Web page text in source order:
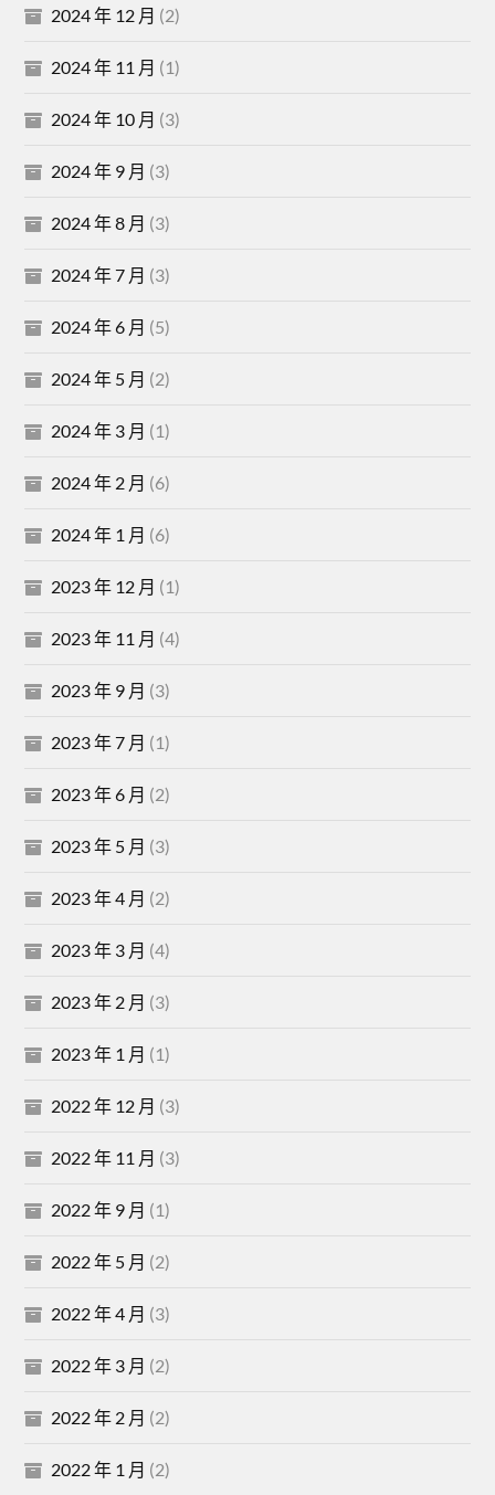
2024 年 12 月 (2)
2024 年 11 月 (1)
2024 年 10 月 (3)
2024 年 9 月 (3)
2024 年 8 月 (3)
2024 年 7 月 (3)
2024 年 6 月 (5)
2024 年 5 月 (2)
2024 年 3 月 (1)
2024 年 2 月 (6)
2024 年 1 月 (6)
2023 年 12 月 (1)
2023 年 11 月 (4)
2023 年 9 月 (3)
2023 年 7 月 (1)
2023 年 6 月 (2)
2023 年 5 月 (3)
2023 年 4 月 (2)
2023 年 3 月 (4)
2023 年 2 月 (3)
2023 年 1 月 (1)
2022 年 12 月 (3)
2022 年 11 月 (3)
2022 年 9 月 (1)
2022 年 5 月 (2)
2022 年 4 月 (3)
2022 年 3 月 (2)
2022 年 2 月 (2)
2022 年 1 月 (2)